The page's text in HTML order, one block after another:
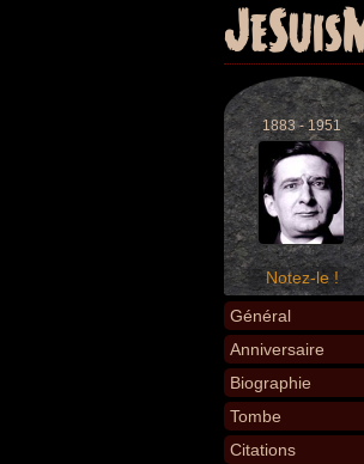
1883 - 1951
Notez-le !
Général
Anniversaire
Biographie
Tombe
Citations